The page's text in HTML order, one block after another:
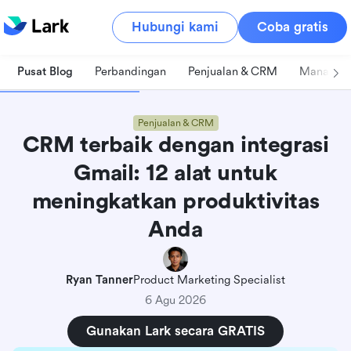
Hubungi kami Coba gratis
Pusat Blog Perbandingan Penjualan & CRM
Penjualan & CRM
CRM terbaik dengan integrasi
Gmail: 12 alat untuk
meningkatkan produktivitas
Anda
Ryan TannerProduct Marketing Specialist
6 Agu 2026
Gunakan Lark secara GRATIS